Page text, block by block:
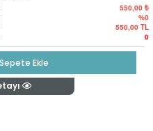
550,00 ₺
%0
550,00 TL
0
Sepete Ekle